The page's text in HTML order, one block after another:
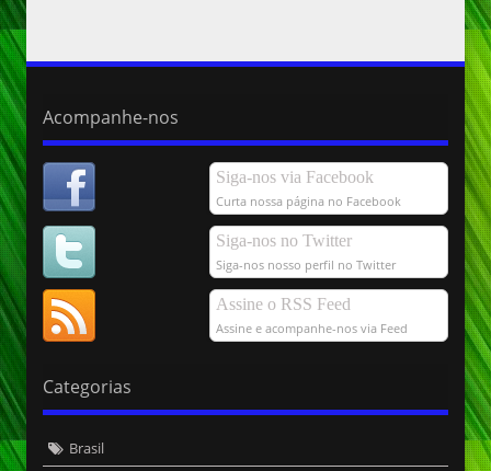
Acompanhe-nos
Siga-nos via Facebook
Curta nossa página no Facebook
Siga-nos no Twitter
Siga-nos nosso perfil no Twitter
Assine o RSS Feed
Assine e acompanhe-nos via Feed
Categorias
Brasil